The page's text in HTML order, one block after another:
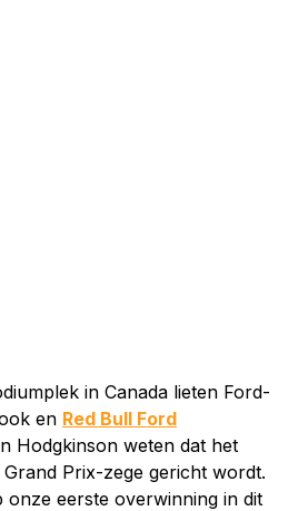
in Canada lieten Ford-
en Red Bull Ford
Hodgkinson weten dat het
Prix-zege gericht wordt.
onze eerste overwinning in dit